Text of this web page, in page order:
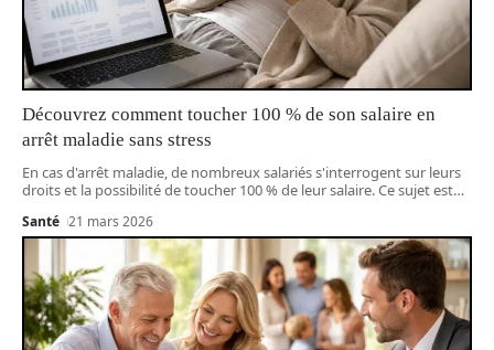
Découvrez comment toucher 100 % de son salaire en
arrêt maladie sans stress
En cas d'arrêt maladie, de nombreux salariés s'interrogent sur leurs
droits et la possibilité de toucher 100 % de leur salaire. Ce sujet est…
Santé 21 mars 2026